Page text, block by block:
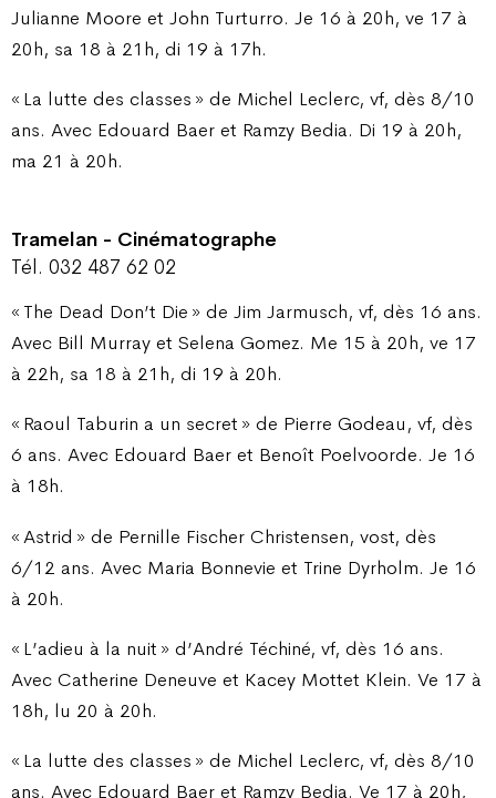
Julianne Moore et John Turturro. Je 16 à 20h, ve 17 à
20h, sa 18 à 21h, di 19 à 17h.
« La lutte des classes » de Michel Leclerc, vf, dès 8/10
ans. Avec Edouard Baer et Ramzy Bedia. Di 19 à 20h,
ma 21 à 20h.
Tramelan - Cinématographe
Tél. 032 487 62 02
« The Dead Don’t Die » de Jim Jarmusch, vf, dès 16 ans.
Avec Bill Murray et Selena Gomez. Me 15 à 20h, ve 17
à 22h, sa 18 à 21h, di 19 à 20h.
« Raoul Taburin a un secret » de Pierre Godeau, vf, dès
6 ans. Avec Edouard Baer et Benoît Poelvoorde. Je 16
à 18h.
« Astrid » de Pernille Fischer Christensen, vost, dès
6/12 ans. Avec Maria Bonnevie et Trine Dyrholm. Je 16
à 20h.
« L’adieu à la nuit » d’André Téchiné, vf, dès 16 ans.
Avec Catherine Deneuve et Kacey Mottet Klein. Ve 17 à
18h, lu 20 à 20h.
« La lutte des classes » de Michel Leclerc, vf, dès 8/10
ans. Avec Edouard Baer et Ramzy Bedia. Ve 17 à 20h,